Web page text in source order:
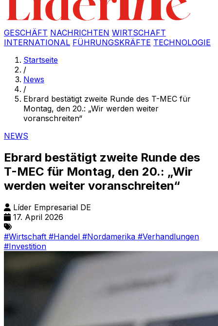
GESCHÄFT NACHRICHTEN WIRTSCHAFT
INTERNATIONAL FÜHRUNGSKRÄFTE TECHNOLOGIE
Startseite
/
News
/
Ebrard bestätigt zweite Runde des T-MEC für
Montag, den 20.: „Wir werden weiter
voranschreiten“
NEWS
Ebrard bestätigt zweite Runde des
T-MEC für Montag, den 20.: „Wir
werden weiter voranschreiten“
Líder Empresarial DE
17. April 2026
#Wirtschaft #Handel #Nordamerika #Verhandlungen
#Investition